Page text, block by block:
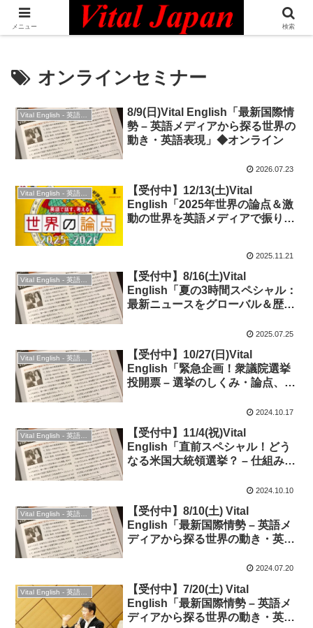
日本最大級の英語コミュニティ・Bilingual Professionals Network
オンラインセミナー
Vital English - 英語勉強会
8/9(日)Vital English「最新国際情
勢 – 英語メディアから探る世界の
動き・英語表現」◆オンライン
2026.07.23
Vital English - 英語勉強会
【受付中】12/13(土)Vital
English「2025年世界の論点＆激
動の世界を英語メディアで振り返
2025.11.21
Vital English - 英語勉強会
【受付中】8/16(土)Vital
English「夏の3時間スペシャル：
最新ニュースをグローバル＆歴史
ン・時事英語を深堀り！
2025.07.25
Vital English - 英語勉強会
【受付中】10/27(日)Vital
English「緊急企画！衆議院選挙
投開票 – 選挙のしくみ・論点、政
2024.10.17
Vital English - 英語勉強会
【受付中】11/4(祝)Vital
English「直前スペシャル！どう
なる米国大統領選挙？ – 仕組みや
2024.10.10
Vital English - 英語勉強会
【受付中】8/10(土) Vital
English「最新国際情勢 – 英語メ
ディアから探る世界の動き・英語
2024.07.20
Vital English - 英語勉強会
【受付中】7/20(土) Vital
English「最新国際情勢 – 英語メ
ディアから探る世界の動き・英語
メニュー 検索